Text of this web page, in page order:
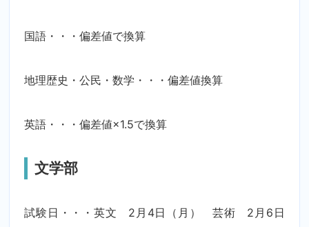
国語・・・偏差値で換算
地理歴史・公民・数学・・・偏差値換算
英語・・・偏差値×1.5で換算
文学部
試験日・・・英文 2月4日（月） 芸術 2月6日